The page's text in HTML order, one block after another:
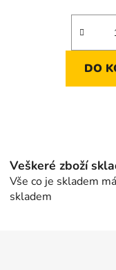
DO
Veškeré zboží
Vše co je skladem
skladem